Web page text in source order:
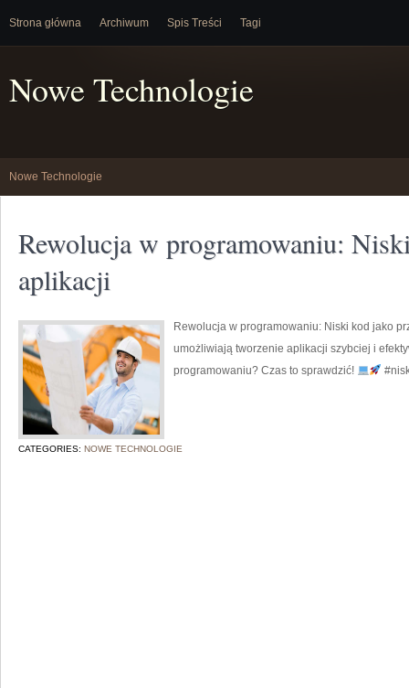
Strona główna Archiwum Spis Treści Tagi
Nowe Technologie
Nowe Technologie
Rewolucja w programowaniu:
aplikacji
Rewolucja w programowaniu: Niski kod jako
umożliwiają tworzenie aplikacji szybciej i
programowaniu? Czas to sprawdzić!
CATEGORIES: NOWE TECHNOLOGIE